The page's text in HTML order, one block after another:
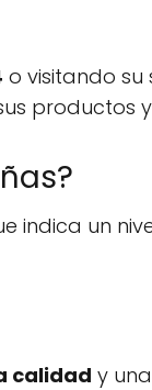
o visitando su
productos y
indica un
calidad y